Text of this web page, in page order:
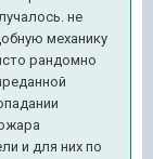
не
механику
рандомно
и для них по